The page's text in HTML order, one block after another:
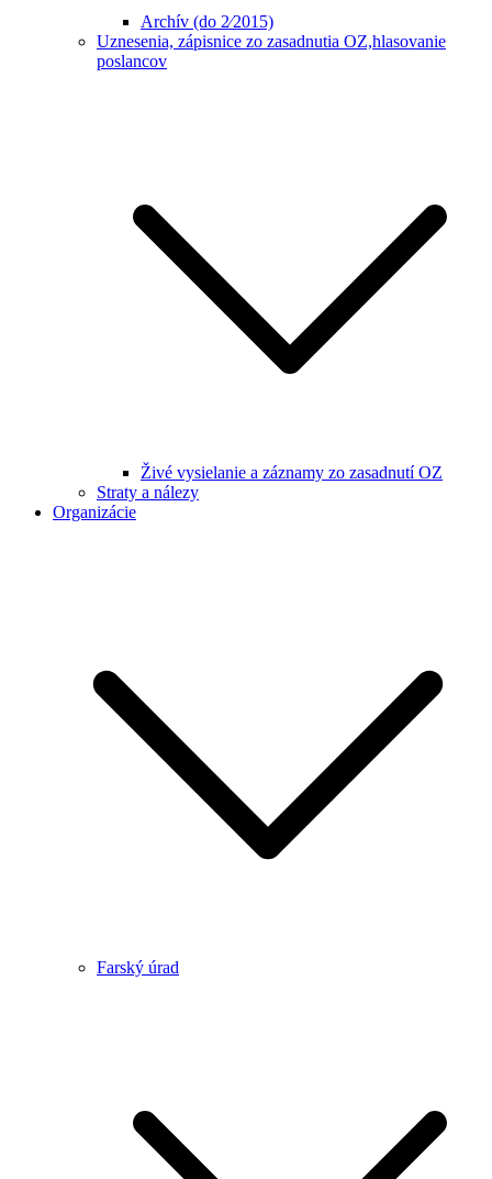
Archív (do 2⁄2015)
Uznesenia, zápisnice zo zasadnutia OZ,hlasovanie
poslancov
Živé vysielanie a záznamy zo zasadnutí OZ
Straty a nálezy
Organizácie
Farský úrad